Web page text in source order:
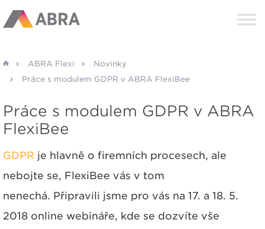
ABRA Flexi
Novinky
Práce s modulem GDPR v ABRA FlexiBee
Práce s modulem GDPR v ABRA
FlexiBee
GDPR je hlavně o firemních procesech, ale
nebojte se, FlexiBee vás v tom
nenechá. Připravili jsme pro vás na 17. a 18. 5.
2018 online webináře, kde se dozvíte vše